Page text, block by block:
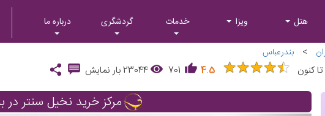
هتل ویزا خدمات گردشگری درباره ما
> بندرعباس
تا کنون ★★★★★
★★★★★
4.5
701
23044بار نمایش
مرکز خرید نخیل سنتر در